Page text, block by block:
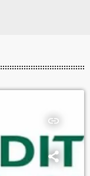
insert_link